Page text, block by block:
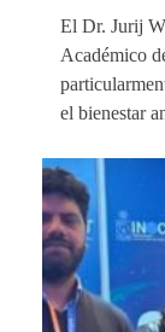
El Dr. Jurij
Académico
el bienestar